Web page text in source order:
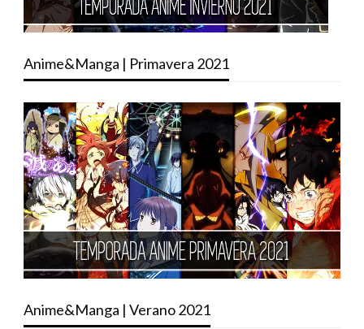
Anime&Manga | Primavera 2021
Anime&Manga | Verano 2021